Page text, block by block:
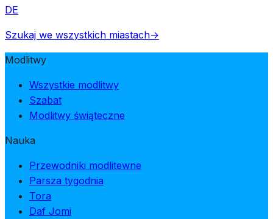
DE
Szukaj we wszystkich miastach→
Modlitwy
Wszystkie modlitwy
Szabat
Modlitwy świąteczne
Nauka
Przewodniki modlitewne
Parsza tygodnia
Tora
Daf Jomi